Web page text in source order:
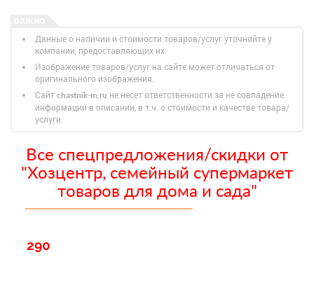
Данные о наличии и стоимости товаров/услуг уточняйте у
компании, предоставляющих их.
Изображение товаров/услуг на сайте может отличаться от
оригинального изображения.
Сайт chastnik-m.ru не несет ответственности за не совпадение
информации в описании, в т.ч. о стоимости и качестве товара/
услуги.
Все спецпредложения/скидки от
"Хозцентр, семейный супермаркет
товаров для дома и сада"
290